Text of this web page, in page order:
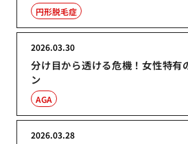
円形脱毛症
分け目から透ける危機！女性特有
ン
2026.03.30
AGA
2026.03.28